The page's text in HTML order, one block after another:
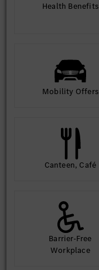
Health Benefits
Mobility Offers
Canteen, Café
Barrier-Free
Workplace